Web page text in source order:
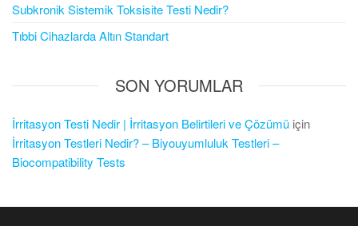
Subkronik Sistemik Toksisite Testi Nedir?
Tıbbi Cihazlarda Altın Standart
SON YORUMLAR
İrritasyon Testi Nedir | İrritasyon Belirtileri ve Çözümü için
İrritasyon Testleri Nedir? – Biyouyumluluk Testleri –
Biocompatibility Tests